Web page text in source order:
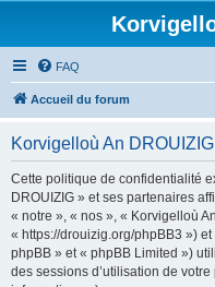
FAQ
Accueil du forum
Korvigelloù An
Cette politique de confidentialité
DROUIZIG » et ses partenaires
« notre », « nos », « Korvigelloù
« https://drouizig.org/phpBB3 »)
phpBB » et « phpBB Limited »)
des sessions d’utilisation de